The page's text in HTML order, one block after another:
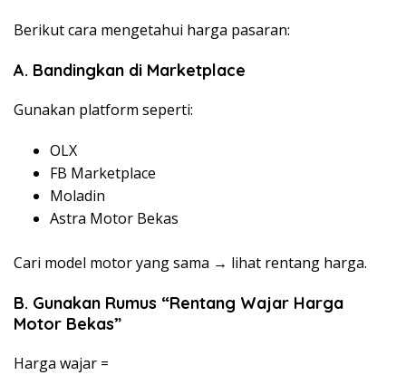
Berikut cara mengetahui harga pasaran:
A. Bandingkan di Marketplace
Gunakan platform seperti:
OLX
FB Marketplace
Moladin
Astra Motor Bekas
Cari model motor yang sama → lihat rentang harga.
B. Gunakan Rumus “Rentang Wajar Harga
Motor Bekas”
Harga wajar =